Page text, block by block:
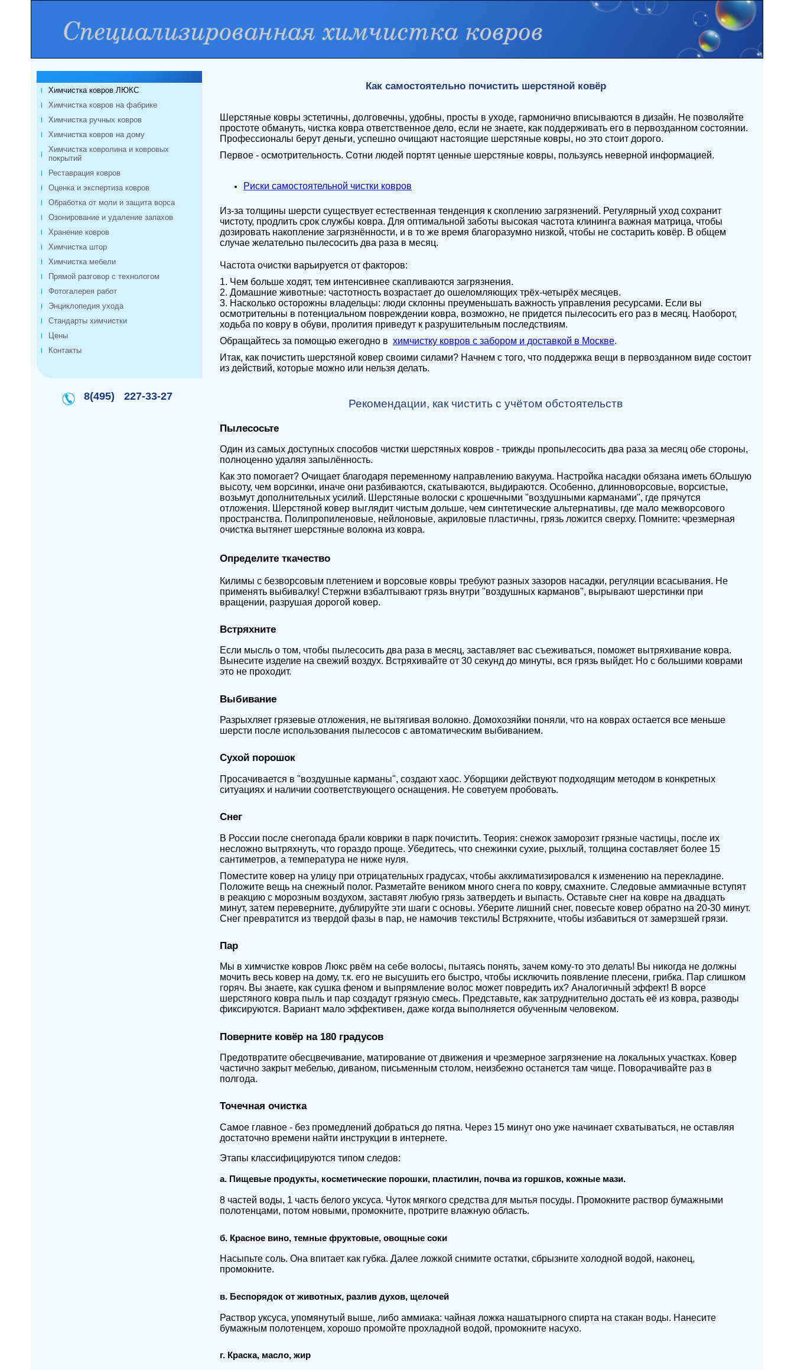
Химчистка ковров ЛЮКС
Химчистка ковров на фабрике
Химчистка ручных ковров
Химчистка ковров на дому
Химчистка ковролина и ковровых
покрытий
Реставрация ковров
Оценка и экспертиза ковров
Обработка от моли и защита ворса
Озонирование и удаление запахов
Хранение ковров
Химчистка штор
Химчистка мебели
Прямой разговор с технологом
Фотогалерея работ
Энциклопедия ухода
Стандарты химчистки
Цены
Контакты
8(495) 227-33-27
Как самостоятельно почистить шерстяной ковёр
Шерстяные ковры эстетичны, долговечны, удобны, просты в уходе, гармонично вписываются в дизайн. Не позволяйте
простоте обмануть, чистка ковра ответственное дело, если не знаете, как поддерживать его в первозданном состоянии.
Профессионалы берут деньги, успешно очищают настоящие шерстяные ковры, но это стоит дорого.
Первое - осмотрительность. Сотни людей портят ценные шерстяные ковры, пользуясь неверной информацией.
Риски самостоятельной чистки ковров
Из-за толщины шерсти существует естественная тенденция к скоплению загрязнений. Регулярный уход сохранит
чистоту, продлить срок службы ковра. Для оптимальной заботы высокая частота клининга важная матрица, чтобы
дозировать накопление загрязнённости, и в то же время благоразумно низкой, чтобы не состарить ковёр. В общем
случае желательно пылесосить два раза в месяц.
Частота очистки варьируется от факторов:
1. Чем больше ходят, тем интенсивнее скапливаются загрязнения.
2. Домашние животные: частотность возрастает до ошеломляющих трёх-четырёх месяцев.
3. Насколько осторожны владельцы: люди склонны преуменьшать важность управления ресурсами. Если вы
осмотрительны в потенциальном повреждении ковра, возможно, не придется пылесосить его раз в месяц. Наоборот,
ходьба по ковру в обуви, пролития приведут к разрушительным последствиям.
Обращайтесь за помощью ежегодно в химчистку ковров с забором и доставкой в Москве.
Итак, как почистить шерстяной ковер своими силами? Начнем с того, что поддержка вещи в первозданном виде состоит
из действий, которые можно или нельзя делать.
Рекомендации, как чистить с учётом обстоятельств
Пылесосьте
Один из самых доступных способов чистки шерстяных ковров - трижды пропылесосить два раза за месяц обе стороны,
полноценно удаляя запылённость.
Как это помогает? Очищает благодаря переменному направлению вакуума. Настройка насадки обязана иметь бОльшую
высоту, чем ворсинки, иначе они разбиваются, скатываются, выдираются. Особенно, длинноворсовые, ворсистые,
возьмут дополнительных усилий. Шерстяные волоски с крошечными "воздушными карманами", где прячутся
отложения. Шерстяной ковер выглядит чистым дольше, чем синтетические альтернативы, где мало межворсового
пространства. Полипропиленовые, нейлоновые, акриловые пластичны, грязь ложится сверху. Помните: чрезмерная
очистка вытянет шерстяные волокна из ковра.
Определите ткачество
Килимы с безворсовым плетением и ворсовые ковры требуют разных зазоров насадки, регуляции всасывания. Не
применять выбивалку! Стержни взбалтывают грязь внутри "воздушных карманов", вырывают шерстинки при
вращении, разрушая дорогой ковер.
Встряхните
Если мысль о том, чтобы пылесосить два раза в месяц, заставляет вас съеживаться, поможет вытряхивание ковра.
Вынесите изделие на свежий воздух. Встряхивайте от 30 секунд до минуты, вся грязь выйдет. Но с большими коврами
это не проходит.
Выбивание
Разрыхляет грязевые отложения, не вытягивая волокно. Домохозяйки поняли, что на коврах остается все меньше
шерсти после использования пылесосов с автоматическим выбиванием.
Сухой порошок
Просачивается в "воздушные карманы", создают хаос. Уборщики действуют подходящим методом в конкретных
ситуациях и наличии соответствующего оснащения. Не советуем пробовать.
Снег
В России после снегопада брали коврики в парк почистить. Теория: снежок заморозит грязные частицы, после их
несложно вытряхнуть, что гораздо проще. Убедитесь, что снежинки сухие, рыхлый, толщина составляет более 15
сантиметров, а температура не ниже нуля.
Поместите ковер на улицу при отрицательных градусах, чтобы акклиматизировался к изменению на перекладине.
Положите вещь на снежный полог. Разметайте веником много снега по ковру, смахните. Следовые аммиачные вступят
в реакцию с морозным воздухом, заставят любую грязь затвердеть и выпасть. Оставьте снег на ковре на двадцать
минут, затем переверните, дублируйте эти шаги с основы. Уберите лишний снег, повесьте ковер обратно на 20-30 минут.
Снег превратится из твердой фазы в пар, не намочив текстиль! Встряхните, чтобы избавиться от замерзшей грязи.
Пар
Мы в химчистке ковров Люкс рвём на себе волосы, пытаясь понять, зачем кому-то это делать! Вы никогда не должны
мочить весь ковер на дому, т.к. его не высушить его быстро, чтобы исключить появление плесени, грибка. Пар слишком
горяч. Вы знаете, как сушка феном и выпрямление волос может повредить их? Аналогичный эффект! В ворсе
шерстяного ковра пыль и пар создадут грязную смесь. Представьте, как затруднительно достать её из ковра, разводы
фиксируются. Вариант мало эффективен, даже когда выполняется обученным человеком.
Поверните ковёр на 180 градусов
Предотвратите обесцвечивание, матирование от движения и чрезмерное загрязнение на локальных участках. Ковер
частично закрыт мебелью, диваном, письменным столом, неизбежно останется там чище. Поворачивайте раз в
полгода.
Точечная очистка
Самое главное - без промедлений добраться до пятна. Через 15 минут оно уже начинает схватываться, не оставляя
достаточно времени найти инструкции в интернете.
Этапы классифицируются типом следов:
а. Пищевые продукты, косметические порошки, пластилин, почва из горшков, кожные мази.
8 частей воды, 1 часть белого уксуса. Чуток мягкого средства для мытья посуды. Промокните раствор бумажными
полотенцами, потом новыми, промокните, протрите влажную область.
б. Красное вино, темные фруктовые, овощные соки
Насыпьте соль. Она впитает как губка. Далее ложкой снимите остатки, сбрызните холодной водой, наконец,
промокните.
в. Беспорядок от животных, разлив духов, щелочей
Раствор уксуса, упомянутый выше, либо аммиака: чайная ложка нашатырного спирта на стакан воды. Нанесите
бумажным полотенцем, хорошо промойте прохладной водой, промокните насухо.
г. Краска, масло, жир